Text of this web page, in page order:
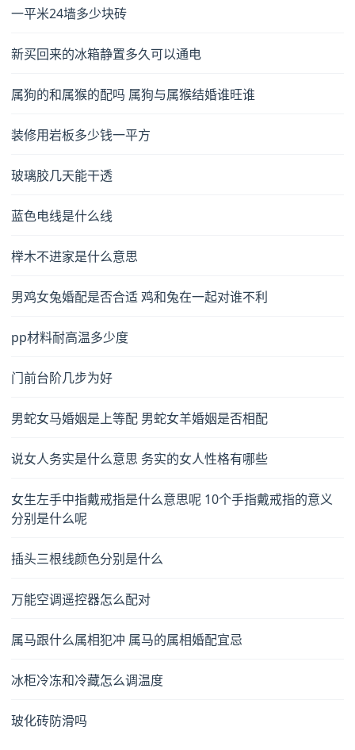
一平米24墙多少块砖
新买回来的冰箱静置多久可以通电
属狗的和属猴的配吗 属狗与属猴结婚谁旺谁
装修用岩板多少钱一平方
玻璃胶几天能干透
蓝色电线是什么线
榉木不进家是什么意思
男鸡女兔婚配是否合适 鸡和兔在一起对谁不利
pp材料耐高温多少度
门前台阶几步为好
男蛇女马婚姻是上等配 男蛇女羊婚姻是否相配
说女人务实是什么意思 务实的女人性格有哪些
女生左手中指戴戒指是什么意思呢 10个手指戴戒指的意义
分别是什么呢
插头三根线颜色分别是什么
万能空调遥控器怎么配对
属马跟什么属相犯冲 属马的属相婚配宜忌
冰柜冷冻和冷藏怎么调温度
玻化砖防滑吗